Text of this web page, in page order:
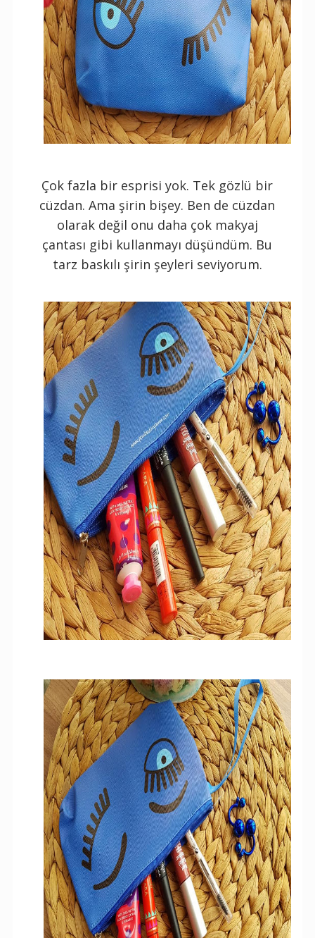
Çok fazla bir esprisi yok. Tek gözlü bir
cüzdan. Ama şirin bişey. Ben de cüzdan
olarak değil onu daha çok makyaj
çantası gibi kullanmayı düşündüm. Bu
tarz baskılı şirin şeyleri seviyorum.